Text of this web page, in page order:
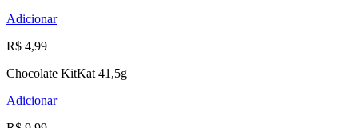
Adicionar
R$ 4,99
Chocolate KitKat 41,5g
Adicionar